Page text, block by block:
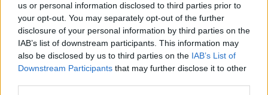
us or personal information disclosed to third parties prior to
your opt-out. You may separately opt-out of the further
disclosure of your personal information by third parties on the
IAB’s list of downstream participants. This information may
also be disclosed by us to third parties on the IAB’s List of
Downstream Participants that may further disclose it to other
Εγγραφή στο newsletter